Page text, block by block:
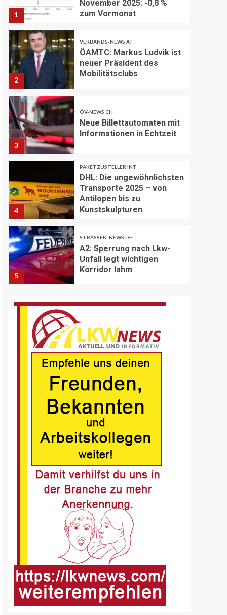
1
November 2025: -0,8 %
zum Vormonat
2
VERBANDS-NEWS AT
ÖAMTC: Markus Ludvik ist
neuer Präsident des
Mobilitätsclubs
3
ÖV-NEWS CH
Neue Billettautomaten mit
Informationen in Echtzeit
4
PAKETZUSTELLER INT
DHL: Die ungewöhnlichsten
Transporte 2025 – von
Antilopen bis zu
Kunstskulpturen
5
STRASSEN-NEWS DE
A2: Sperrung nach Lkw-
Unfall legt wichtigen
Korridor lahm
BRANCHEN-NEWS (DE)
Deutschen
Nachhaltigkeitspreis
BRANCHEN-NEWS (DE)
MAN Engines präsentiert
nächste Generation der
bewährten Baureihe MAN
E32
BLAULICHT DE
Schwerverletzter
Fussgänger nach Unfall in
Buer
BLAULICHT DE
Offenburg, A5 – Zwei
Unfälle legen
Berufsverkehr lahm
FUHRPARK-UNTERNEHMENS-NEWS
DE
Sattelauflieger im
Kundeneinsatz beim Bau
mobiler Strassen